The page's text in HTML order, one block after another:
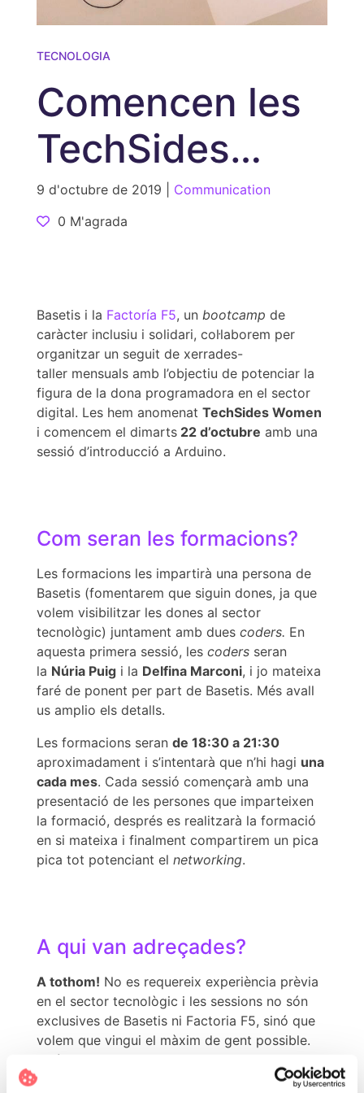
TECNOLOGIA
Comencen les
TechSides
Women a
Factoría F5
9 d'octubre de 2019 | Communication
0 M'agrada
Basetis i la Factoría F5, un bootcamp de
caràcter inclusiu i solidari, col·laborem per
organitzar un seguit de xerrades-
taller mensuals amb l’objectiu de potenciar la
figura de la dona programadora en el sector
digital. Les hem anomenat TechSides Women
i comencem el dimarts22 d’octubre amb una
sessió d’introducció a Arduino.
Com seran les formacions?
Les formacions les impartirà una persona de
Basetis (fomentarem que siguin dones, ja que
volem visibilitzar les dones al sector
tecnològic) juntament amb dues coders. En
aquesta primera sessió, les coders seran
la Núria Puigi la Delfina Marconi, i jo mateixa
faré de ponent per part de Basetis. Més avall
us amplio els detalls.
Les formacions seran de 18:30 a 21:30
aproximadament i s’intentarà que n’hi hagi una
cada mes. Cada sessió començarà amb una
presentació de les persones que imparteixen
la formació, després es realitzarà la formació
en si mateixa i finalment compartirem un pica
pica tot potenciant el networking.
A qui van adreçades?
A tothom! No es requereix experiència prèvia
en el sector tecnològic i les sessions no són
exclusives de Basetis ni Factoria F5, sinó que
volem que vingui el màxim de gent possible.
Així que ja podeu convidar-hi totes les vostres
amistats. Això sí, hi haurà aforament limitat, de